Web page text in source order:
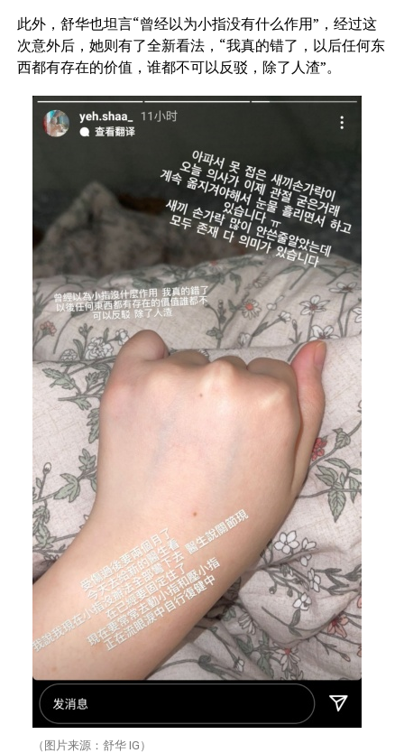
此外，舒华也坦言“曾经以为小指没有什么作用”，经过这
次意外后，她则有了全新看法，“我真的错了，以后任何东
西都有存在的价值，谁都不可以反驳，除了人渣”。
（图片来源：舒华 IG）